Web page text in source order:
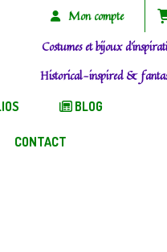
Costumes et bijoux
Historical-inspired &
Mon compte
BLOG
CONTACT